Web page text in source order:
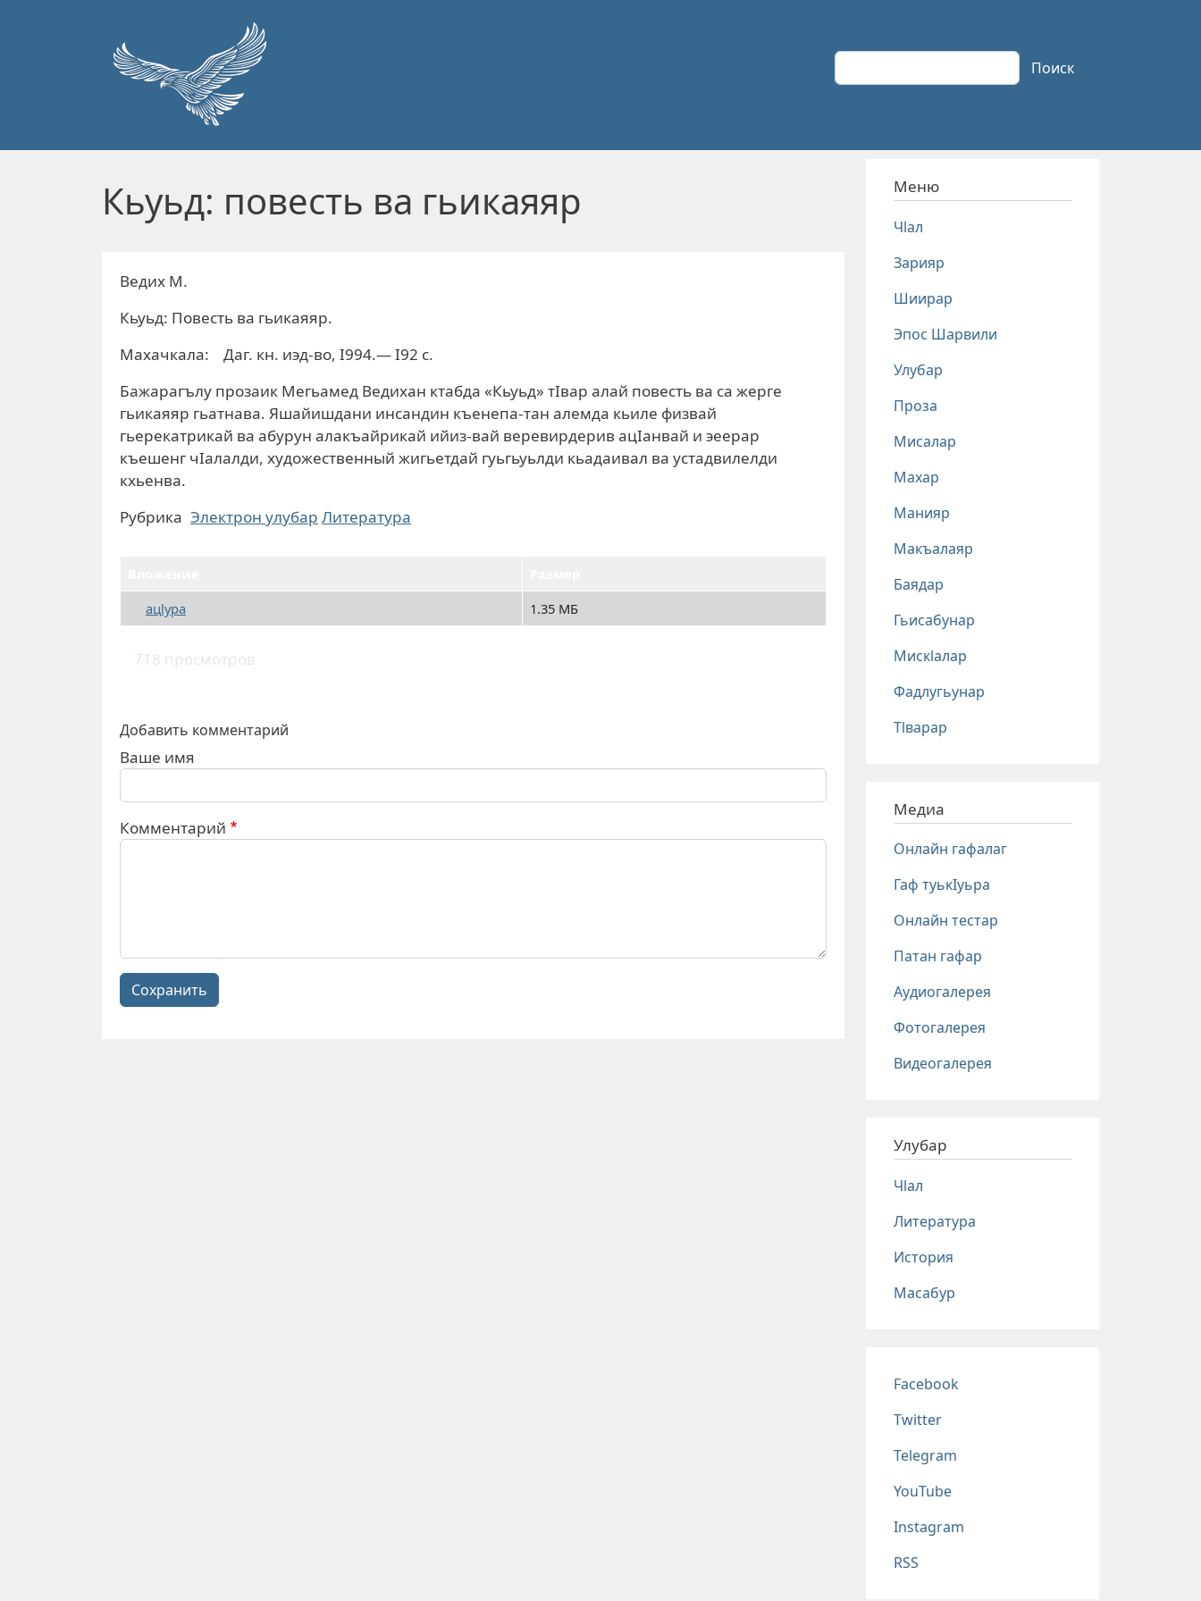
Поиск Поиск
Кьуьд: повесть ва гьикаяяр
Ведих М.
Кьуьд: Повесть ва гьикаяяр.
Махачкала: Даг. кн. иэд-во, I994.— I92 с.
Бажарагълу прозаик Мегьамед Ведихан ктабда «Кьуьд» тIвар алай повесть ва са жерге
гьикаяяр гьатнава. Яшайишдани инсандин къенепа-тан алемда кьиле физвай
гьерекатрикай ва абурун алакъайрикай ийиз-вай веревирдерив ацIанвай и эеерар
къешенг чIалалди, художественный жигьетдай гуьгьуьлди кьадаивал ва устадвилелди
кхьенва.
Рубрика Электрон улубар Литература
ацlура
1.35 МБ
718 просмотров
Добавить комментарий
Ваше имя
Комментарий
Сохранить
Меню
Чlал
Зарияр
Шиирар
Эпос Шарвили
Улубар
Проза
Мисалар
Махар
Манияр
Макъалаяр
Баядар
Гьисабунар
Мискlалар
Фадлугьунар
Тlварар
Медиа
Онлайн гафалаг
Гаф туькIуьра
Онлайн тестар
Патан гафар
Аудиогалерея
Фотогалерея
Видеогалерея
Улубар
Чlал
Литература
История
Масабур
Соц сети
Facebook
Twitter
Telegram
YouTube
Instagram
RSS